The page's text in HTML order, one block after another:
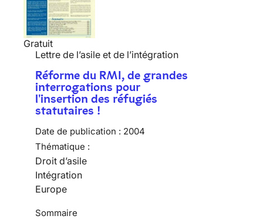
Gratuit
Lettre de l’asile et de l’intégration
Réforme du RMI, de grandes
interrogations pour
l'insertion des réfugiés
statutaires !
Date de publication : 2004
Thématique :
Droit d’asile
Intégration
Europe
Sommaire